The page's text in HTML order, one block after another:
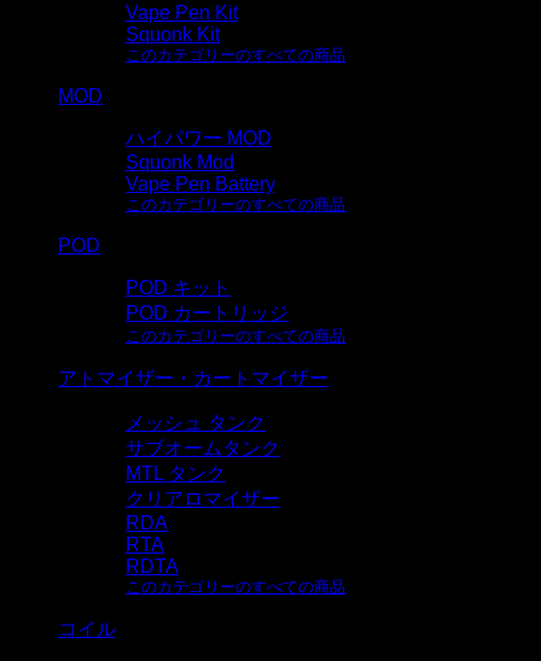
Vape Pen Kit
Squonk Kit
このカテゴリーのすべての商品
MOD
ハイパワー MOD
Squonk Mod
Vape Pen Battery
このカテゴリーのすべての商品
POD
POD キット
POD カートリッジ
このカテゴリーのすべての商品
アトマイザー・カートマイザー
メッシュ タンク
サブオームタンク
MTL タンク
クリアロマイザー
RDA
RTA
RDTA
このカテゴリーのすべての商品
コイル